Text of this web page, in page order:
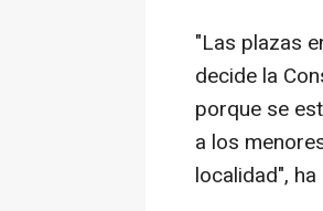
"Las plazas
decide la
porque se
a los
localidad",